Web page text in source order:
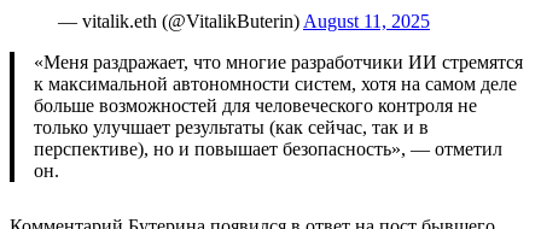
— vitalik.eth (@VitalikButerin) August 11, 2025
«Меня раздражает, что многие разработчики ИИ стремятся
к максимальной автономности систем, хотя на самом деле
больше возможностей для человеческого контроля не
только улучшает результаты (как сейчас, так и в
перспективе), но и повышает безопасность», — отметил
он.